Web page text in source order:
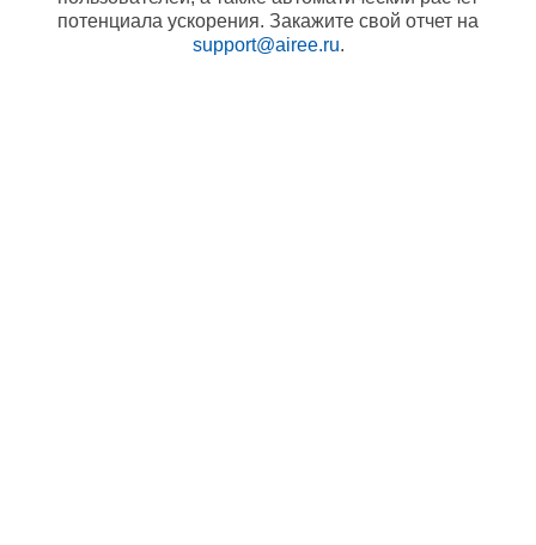
потенциала ускорения. Закажите свой отчет на
support@airee.ru.